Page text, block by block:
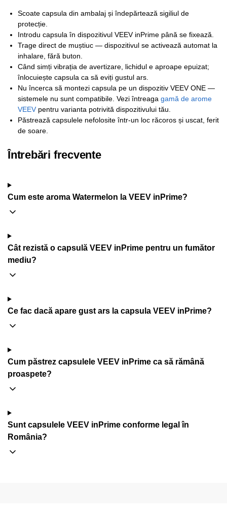
Scoate capsula din ambalaj și îndepărtează sigiliul de
protecție.
Introdu capsula în dispozitivul VEEV inPrime până se fixează.
Trage direct de muștiuc — dispozitivul se activează automat la
inhalare, fără buton.
Când simți vibrația de avertizare, lichidul e aproape epuizat;
înlocuiește capsula ca să eviți gustul ars.
Nu încerca să montezi capsula pe un dispozitiv VEEV ONE —
sistemele nu sunt compatibile. Vezi întreaga gamă de arome
VEEV pentru varianta potrivită dispozitivului tău.
Păstrează capsulele nefolosite într-un loc răcoros și uscat, ferit
de soare.
Întrebări frecvente
Cum este aroma Watermelon la VEEV inPrime?
Cât rezistă o capsulă VEEV inPrime pentru un fumător
mediu?
Ce fac dacă apare gust ars la capsula VEEV inPrime?
Cum păstrez capsulele VEEV inPrime ca să rămână
proaspete?
Sunt capsulele VEEV inPrime conforme legal în
România?